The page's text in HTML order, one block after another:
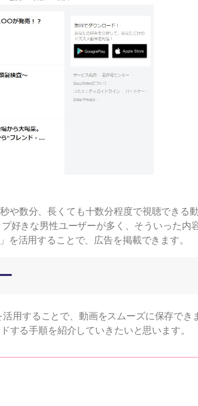
や数分、長くても十数分程度で視聴できる
好きな男性ユーザーが多く、そういった内
を活用することで、広告を掲載できます。
活用することで、動画をスムーズに保存でき
する手順を紹介していきたいと思います。